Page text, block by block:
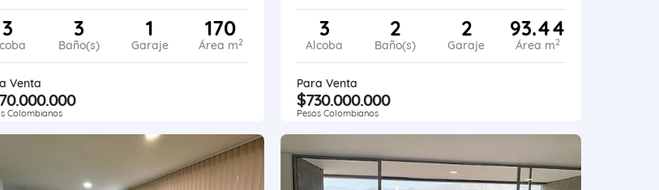
3 3
Baño(s)
1
Garaje
170
Área m2
Venta
Colombianos
3
Alcoba
2
Baño(s)
2
Garaje
93.44
Área m2
Para Venta
$730.000.000
Pesos Colombianos